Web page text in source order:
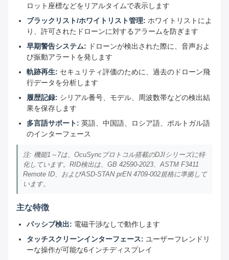
ロット座標などをリアルタイムで表示します
ブラックリスト/ホワイトリスト管理: ホワイトリストによ
り、許可されたドローンに対するアラームを防ぎます
早期警告システム: ドローンが検出された際に、音声およ
び振動アラートを発します
軌跡再生: セキュリティ評価のために、過去のドローン飛
行データを分析します
履歴記録: シリアル番号、モデル、周波数帯などの検出結
果を保存します
多言語サポート: 英語、中国語、ロシア語、ポルトガル語
のインターフェース
注: 機能1～7は、OcuSyncプロトコル搭載のDJIシリーズに特
化しています。RID検出は、GB 42590-2023、ASTM F3411
Remote ID、およびASD-STAN prEN 4709-002規格に準拠して
います。
主な特徴
パッシブ検出: 電磁干渉なしで動作します
タッチスクリーンインターフェース: ユーザーフレンドリ
ーな操作が可能な6インチディスプレイ